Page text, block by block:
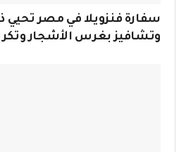
سفارة فنزويلا في مصر تحيي
وتشافيز بغرس الأشجار